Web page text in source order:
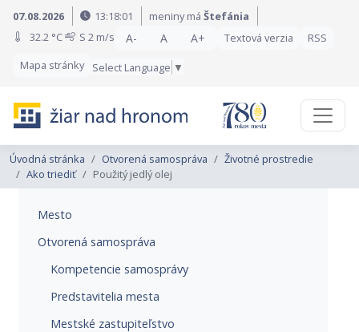
Preskočiť na obsah
Preskočiť na hlavné menu
07.08.2026 13:18:02 meniny máŠtefánia
32.2 °C
S 2 m/s A- A A+ Textová verzia
RSS
Mapa stránky
Select Language ▼
Úvodná stránka Otvorená samospráva
Životné prostredie
Ako triediť
Použitý jedlý olej
Mesto
Otvorená samospráva
Kompetencie samosprávy
Predstavitelia mesta
Mestské zastupiteľstvo